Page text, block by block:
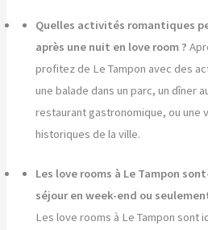
Quelles activités romantiques
après une nuit en love room ?
profitez de Le Tampon avec des
une balade dans un parc, un dîner
restaurant gastronomique, ou une
historiques de la ville.
Les love rooms à Le Tampon
séjour en week-end ou
Les love rooms à Le Tampon sont